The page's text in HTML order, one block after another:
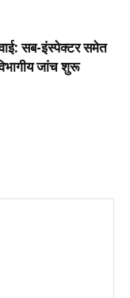
सब-इंस्पेक्टर समेत
जांच शुरू